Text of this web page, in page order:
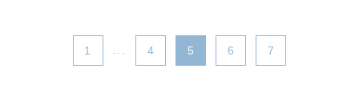
1 4 5 6 7